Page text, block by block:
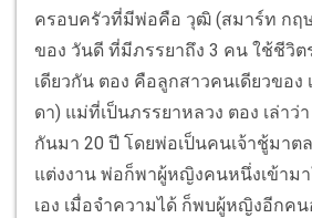
ครอบครัวที่มีพ่อคือ วุฒิ (สมาร์ท กฤ
ของ วันดี ที่มีภรรยาถึง 3 คน ใช้ชีวิ
เดียวกัน ตอง คือลูกสาวคนเดียวของ
ดา) แม่ที่เป็นภรรยาหลวง ตอง เล่าว่
กันมา 20 ปี โดยพ่อเป็นคนเจ้าชู้มาต
แต่งงาน พ่อก็พาผู้หญิงคนหนึ่งเข้าม
เอง เมื่อจำความได้ ก็พบผู้หญิงอีกค